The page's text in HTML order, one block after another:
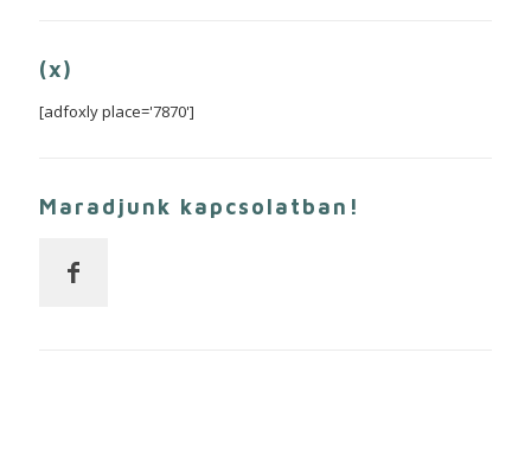
(x)
[adfoxly place='7870']
Maradjunk kapcsolatban!